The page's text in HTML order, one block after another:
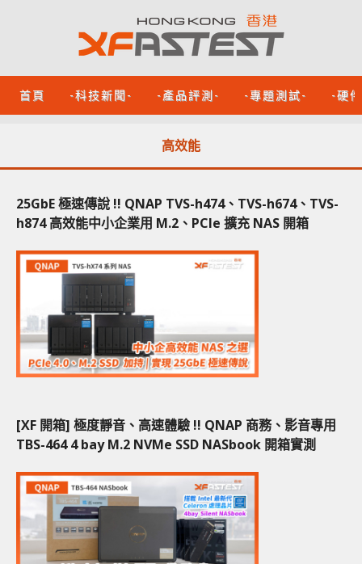
首頁 -科技新聞- -產品評測- -專題測試- -硬
高效能
25GbE 極速傳說 !! QNAP TVS-h474、TVS-h674、TVS-
h874 高效能中小企業用 M.2、PCIe 擴充 NAS 開箱
[XF 開箱] 極度靜音、高速體驗 !! QNAP 商務、影音專用
TBS-464 4 bay M.2 NVMe SSD NASbook 開箱實測